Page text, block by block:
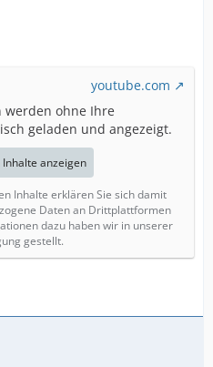
youtube.com
werden ohne Ihre
geladen und angezeigt.
anzeigen
Inhalte erklären Sie sich damit
Daten an Drittplattformen
dazu haben wir in unserer
gestellt.